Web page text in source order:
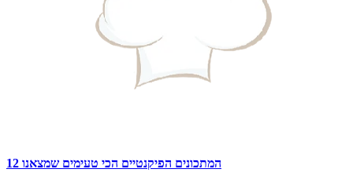
12 המתכונים הפיקנטיים הכי טעימים שמצאנו